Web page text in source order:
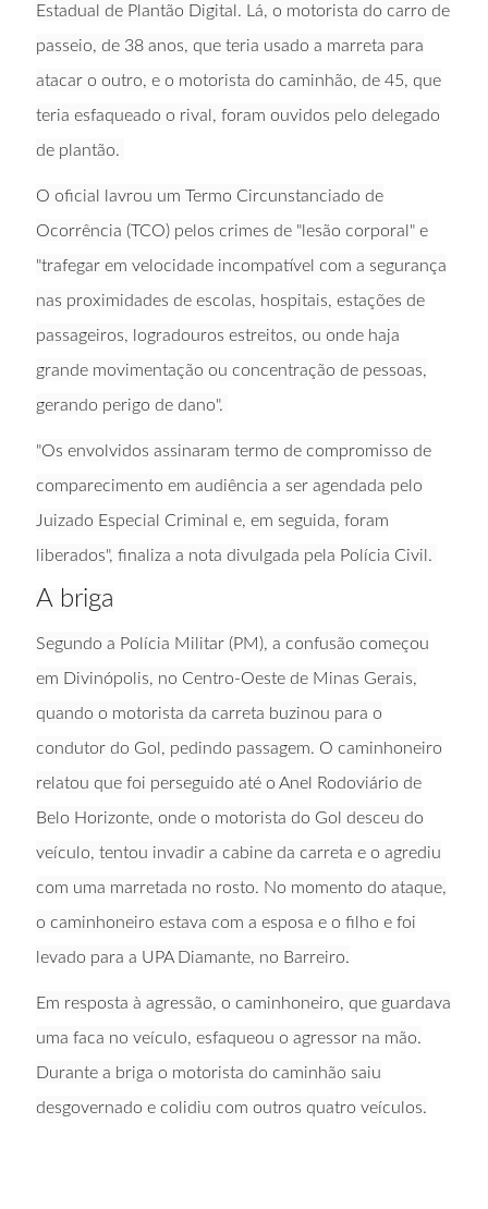
Estadual de Plantão Digital. Lá, o motorista do carro de
passeio, de 38 anos, que teria usado a marreta para
atacar o outro, e o motorista do caminhão, de 45, que
teria esfaqueado o rival, foram ouvidos pelo delegado
de plantão.
O oficial lavrou um Termo Circunstanciado de
Ocorrência (TCO) pelos crimes de "lesão corporal" e
"trafegar em velocidade incompatível com a segurança
nas proximidades de escolas, hospitais, estações de
passageiros, logradouros estreitos, ou onde haja
grande movimentação ou concentração de pessoas,
gerando perigo de dano".
"Os envolvidos assinaram termo de compromisso de
comparecimento em audiência a ser agendada pelo
Juizado Especial Criminal e, em seguida, foram
liberados", finaliza a nota divulgada pela Polícia Civil.
A briga
Segundo a Polícia Militar (PM), a confusão começou
em Divinópolis, no Centro-Oeste de Minas Gerais,
quando o motorista da carreta buzinou para o
condutor do Gol, pedindo passagem. O caminhoneiro
relatou que foi perseguido até o Anel Rodoviário de
Belo Horizonte, onde o motorista do Gol desceu do
veículo, tentou invadir a cabine da carreta e o agrediu
com uma marretada no rosto. No momento do ataque,
o caminhoneiro estava com a esposa e o filho e foi
levado para a UPA Diamante, no Barreiro.
Em resposta à agressão, o caminhoneiro, que guardava
uma faca no veículo, esfaqueou o agressor na mão.
Durante a briga o motorista do caminhão saiu
desgovernado e colidiu com outros quatro veículos.